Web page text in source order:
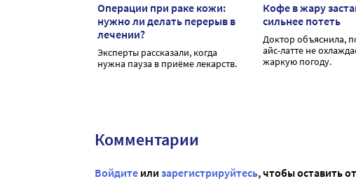
Операции при раке кожи:
нужно ли делать перерыв в
лечении?
Эксперты рассказали, когда
нужна пауза в приёме лекарств.
Кофе в жару
сильнее потеть
Доктор объяснила,
айс-латте не
жаркую погоду.
Комментарии
Войдите или зарегистрируйтесь, чтобы оставить